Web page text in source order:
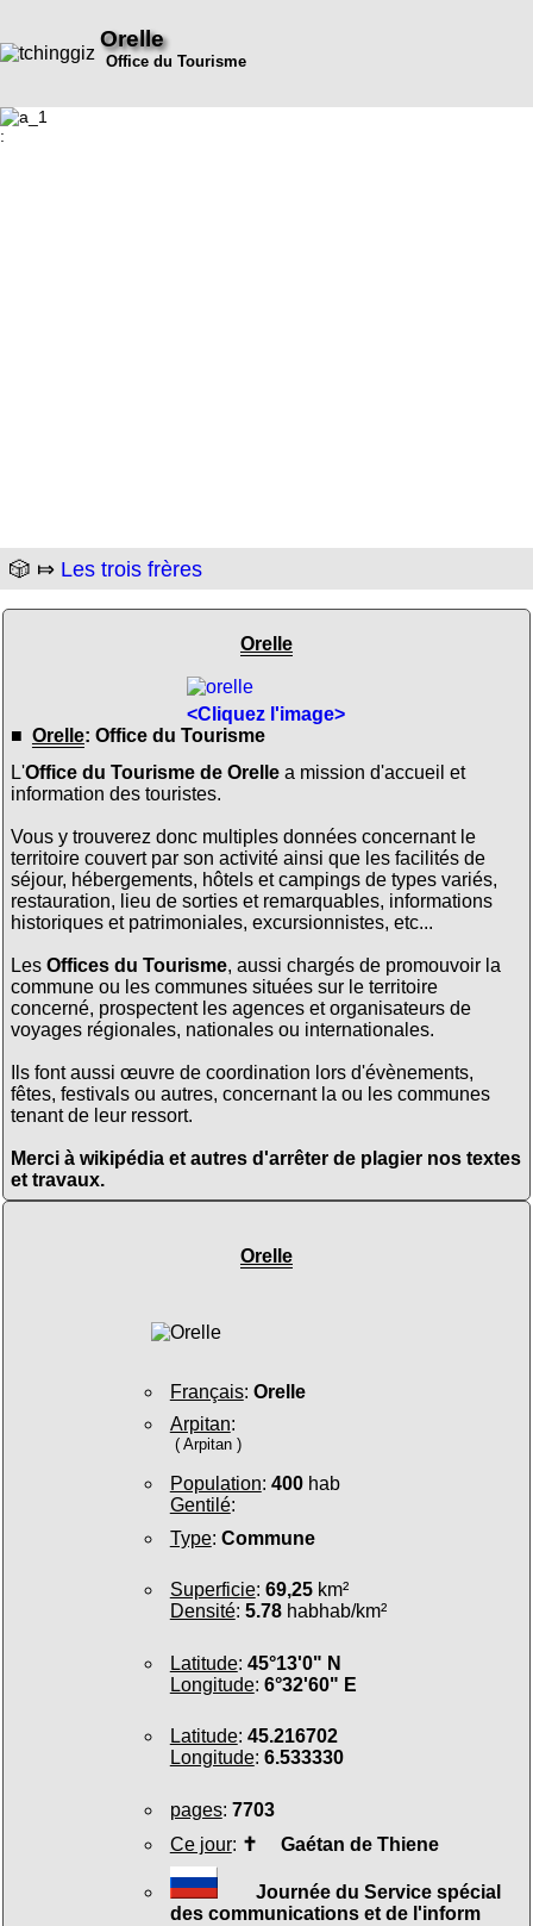
Orelle
Office du Tourisme
:
🎲 ⤇ Les trois frères
Orelle
<Cliquez l'image>
■ Orelle: Office du Tourisme
L'Office du Tourisme de Orellea mission d'accueil et
information des touristes.
Vous y trouverez donc multiples données concernant le
territoire couvert par son activité ainsi que les facilités de
séjour, hébergements, hôtels et campings de types variés,
restauration, lieu de sorties et remarquables, informations
historiques et patrimoniales, excursionnistes, etc...
Les Offices du Tourisme, aussi chargés de promouvoir la
commune ou les communes situées sur le territoire
concerné, prospectent les agences et organisateurs de
voyages régionales, nationales ou internationales.
Ils font aussi œuvre de coordination lors d'évènements,
fêtes, festivals ou autres, concernant la ou les communes
tenant de leur ressort.
Merci à wikipédia et autres d'arrêter de plagier nos textes
et travaux.
Orelle
Français: Orelle
Arpitan:
( Arpitan )
Population: 400hab
Gentilé:
Type: Commune
Superficie: 69,25km²
Densité: 5.78habhab/km²
Latitude: 45°13'0" N
Longitude: 6°32'60" E
Latitude: 45.216702
Longitude: 6.533330
pages: 7703
Ce jour: ✝ Gaétan de Thiene
Journée du Service spécial
des communications et de l'inform